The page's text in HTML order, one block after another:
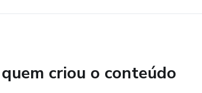
criou o conteúdo